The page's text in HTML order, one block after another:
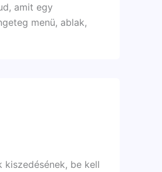
amit egy
menü, ablak,
be kell